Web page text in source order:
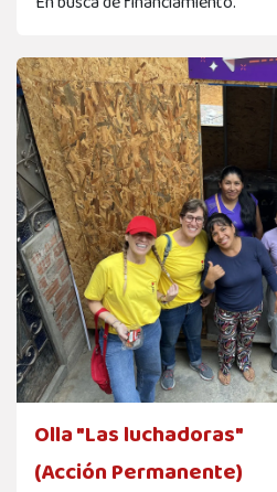
Olla "Las luchadoras"
(Acción Permanente)